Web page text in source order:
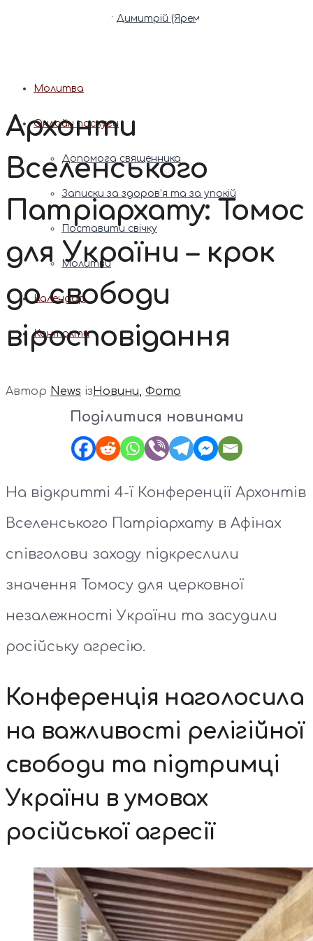
Патріарх Димитрій (Ярема)
Молитва
Онлайн послуги
Допомога священника
Записки за здоров’я та за упокій
Поставити свічку
Молитви
Календар
Контакти
Архонти
Вселенського
Патріархату: Томос
для України – крок
до свободи
віросповідання
Автор News ізНовини, Фото
Поділитися новинами
На відкритті 4-ї Конференції Архонтів
Вселенського Патріархату в Афінах
співголови заходу підкреслили
значення Томосу для церковної
незалежності України та засудили
російську агресію.
Конференція наголосила
на важливості релігійної
свободи та підтримці
України в умовах
російської агресії